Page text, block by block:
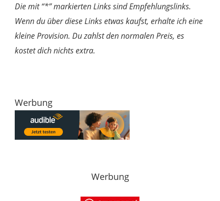
Die mit “*” markierten Links sind Empfehlungslinks.
Wenn du über diese Links etwas kaufst, erhalte ich eine
kleine Provision. Du zahlst den normalen Preis, es
kostet dich nichts extra.
Werbung
Werbung